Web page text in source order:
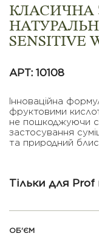
КЛАСИЧНА
SENSITIVE
АРТ: 10108
lнновацiйна
фруктовими
не пошкоджуючи
застосування
та природний
Тільки для
ОБ'ЄМ